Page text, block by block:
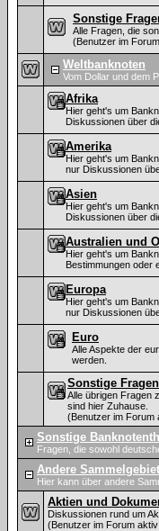
Sonstige
Alle Fragen, die
(Benutzer im
Weltbanknoten
Vom Dollar und dem
Afrika
Hier geht's um
Diskussionen über
Amerika
Hier geht's um
nur Diskussionen
Asien
Hier geht's um
Diskussionen über
Australien und
Hier geht's um
Bestimmungen oder
Europa
Hier geht's um
nur Diskussionen
Euro
Alle Aspekte der
werden.
Sonstige
Alle übrigen Fragen
sind hier Zuhause.
(Benutzer im Forum
Sonstige
Fragen, die sowohl
Andere
Hier kann über andere
Aktien und
Diskussionen rund um
(Benutzer im Forum